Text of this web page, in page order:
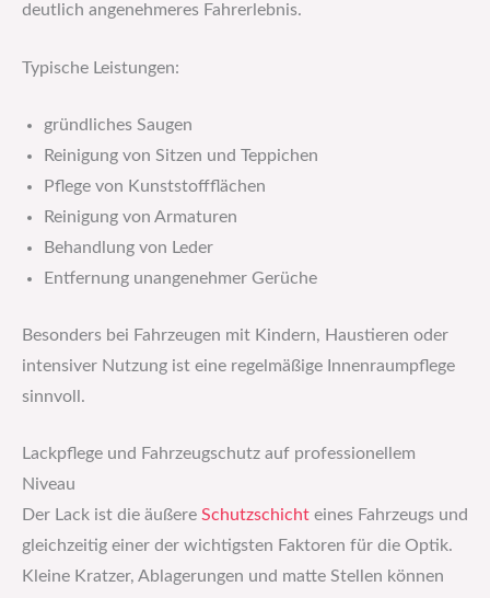
deutlich angenehmeres Fahrerlebnis.
Typische Leistungen:
gründliches Saugen
Reinigung von Sitzen und Teppichen
Pflege von Kunststoffflächen
Reinigung von Armaturen
Behandlung von Leder
Entfernung unangenehmer Gerüche
Besonders bei Fahrzeugen mit Kindern, Haustieren oder
intensiver Nutzung ist eine regelmäßige Innenraumpflege
sinnvoll.
Lackpflege und Fahrzeugschutz auf professionellem
Niveau
Der Lack ist die äußere Schutzschicht eines Fahrzeugs und
gleichzeitig einer der wichtigsten Faktoren für die Optik.
Kleine Kratzer, Ablagerungen und matte Stellen können